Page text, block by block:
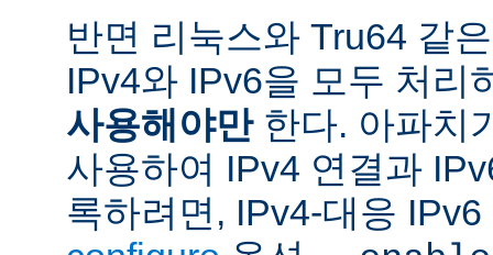
반면 리눅스와 Tru64 같
IPv4와 IPv6을 모두 처리
사용해야만한다. 아파치
사용하여 IPv4 연결과
록하려면, IPv4-대응